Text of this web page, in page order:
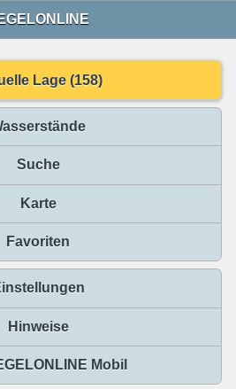
Lage (158)
Suche
Karte
Favoriten
Hinweise
Mobil